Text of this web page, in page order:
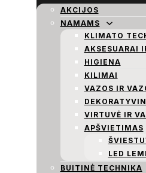
AKCIJOS
NAMAMS
KLIMATO
AKSESUARAI
HIGIENA
KILIMAI
VAZOS IR
VIRTUVĖ IR
APŠVIETIMAS
LED
BUITINĖ TECHNIKA